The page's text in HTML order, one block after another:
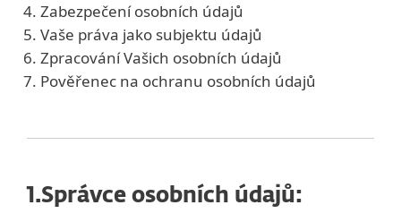
Zabezpečení osobních údajů
Vaše práva jako subjektu údajů
Zpracování Vašich osobních údajů
Pověřenec na ochranu osobních údajů
1.Správce osobních údajů: